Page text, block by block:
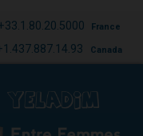
France
Canada